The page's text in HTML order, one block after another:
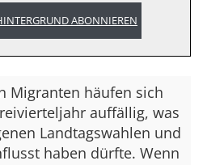
ABONNIEREN
Migranten häufen sich
auffällig, was
Landtagswahlen und
haben dürfte. Wenn